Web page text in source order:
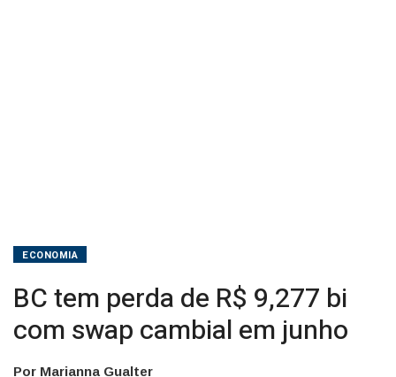
ECONOMIA
BC tem perda de R$ 9,277 bi
com swap cambial em junho
Por Marianna Gualter